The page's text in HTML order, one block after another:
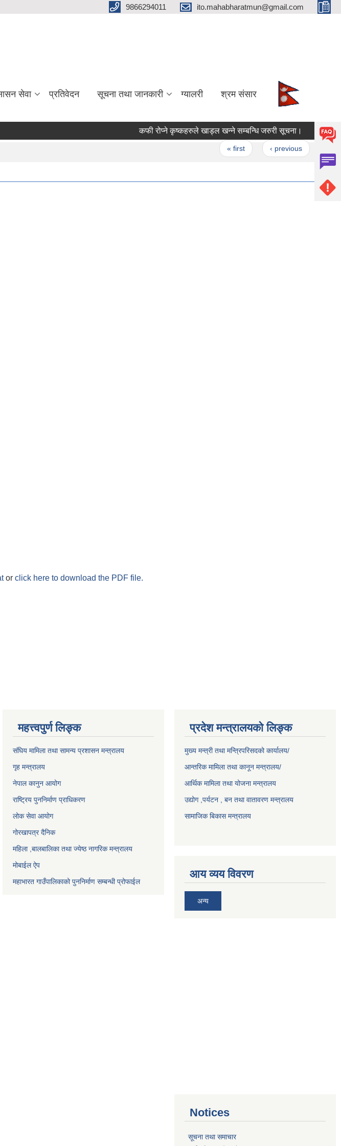
9866294011 ito.mahabharatmun@gmail.com
सेवा प्रतिवेदन सूचना तथा जानकारी ग्यालरी श्रम संसार
कफी रोप्ने कृष्कहरुले खाड्ल खन्ने सम्बन्धि जरुरी सूचना। बाली
« first ‹ previous
or click here to download the PDF file.
महत्त्वपुर्ण लिङ्क
संघिय मामिला तथा सामन्य प्रशासन मन्त्रालय
गृह मन्त्रालय
नेपाल कानुन आयोग
राष्ट्रिय पुननिर्माण प्राधिकरण
लोक सेवा आयोग
गोरखापत्र दैनिक
महिला ,बालबालिका तथा ज्येष्ठ नागरिक मन्त्रालय
मोबाईल ऐप
महाभारत गाउँपालिकाको पुननिर्माण सम्बन्धी प्रोफाईल
प्रदेश मन्त्रालयको लिङ्क
मुख्य मन्त्री तथा मन्त्रिपरिसदको कार्यालय/
आन्तरिक मामिला तथा कानून मन्त्रालय/
आर्थिक मामिला तथा योजना मन्त्रालय
उद्योग ,पर्यटन , बन तथा वातावरण मन्त्रालय
सामाजिक बिकास मन्त्रालय
आय व्यय विवरण
अन्य
Notices
सूचना तथा समाचार